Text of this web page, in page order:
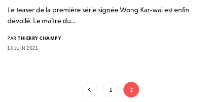
Le teaser de la première série signée Wong Kar-wai est enfin
dévoilé. Le maître du…
PAR THIERRY CHAMPY
18 JUIN 2021
1 2